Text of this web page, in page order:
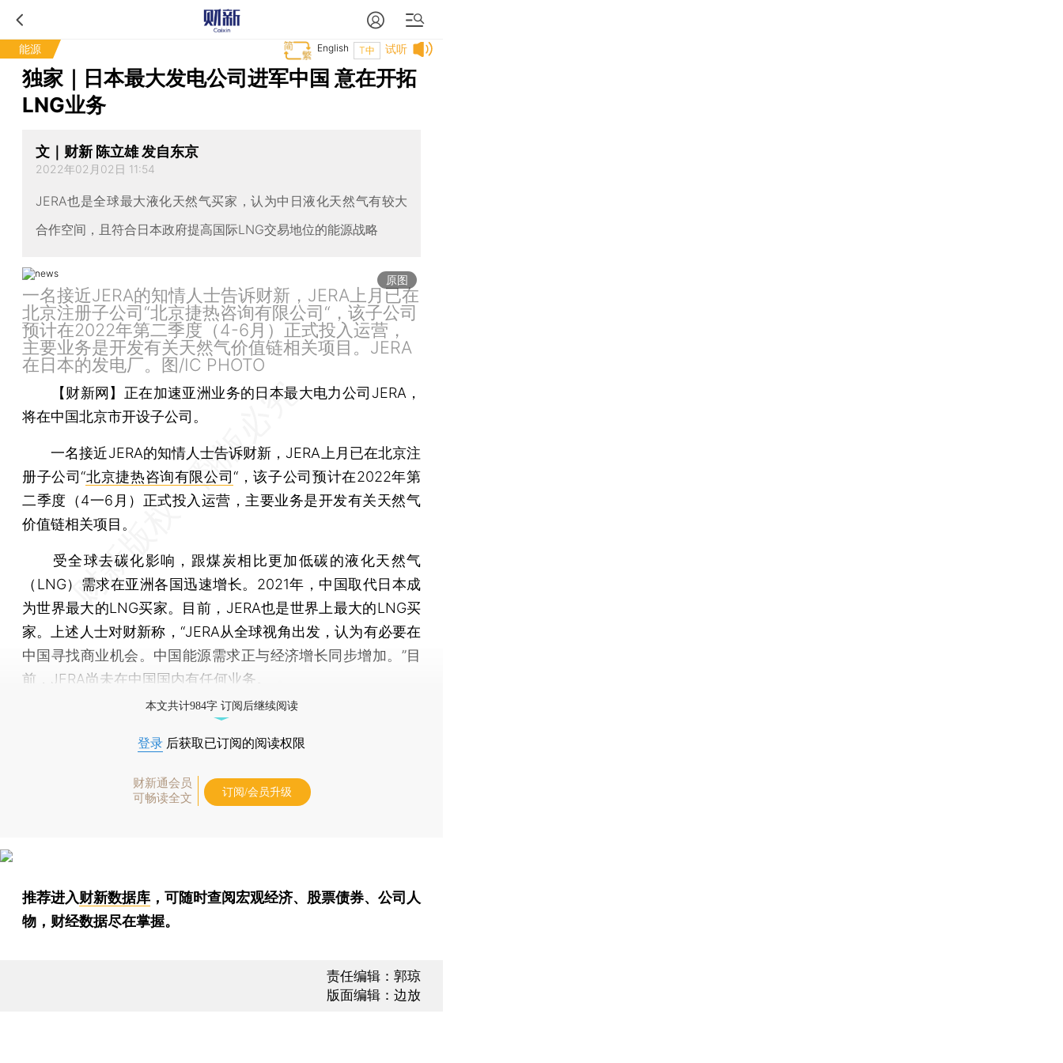
能源 试听
T中
English
独家｜日本最大发电公司进军中国 意在开拓
LNG业务
文｜财新 陈立雄 发自东京
2022年02月02日 11:54
JERA也是全球最大液化天然气买家，认为中日液化天然气有较大
合作空间，且符合日本政府提高国际LNG交易地位的能源战略
原图
一名接近JERA的知情人士告诉财新，JERA上月已在
北京注册子公司“北京捷热咨询有限公司“，该子公司
预计在2022年第二季度（4-6月）正式投入运营，
主要业务是开发有关天然气价值链相关项目。JERA
在日本的发电厂。图/IC PHOTO
【财新网】 正在加速亚洲业务的日本最大电力公司JERA，
将在中国北京市开设子公司。
一名接近JERA的知情人士告诉财新，JERA上月已在北京注
册子公司“北京捷热咨询有限公司“，该子公司预计在2022年第
二季度（4一6月）正式投入运营，主要业务是开发有关天然气
价值链相关项目。
受全球去碳化影响，跟煤炭相比更加低碳的液化天然气
（LNG）需求在亚洲各国迅速增长。2021年，中国取代日本成
为世界最大的LNG买家。目前，JERA也是世界上最大的LNG买
家。上述人士对财新称，“JERA从全球视角出发，认为有必要在
中国寻找商业机会。中国能源需求正与经济增长同步增加。”目
前，JERA尚未在中国国内有任何业务。
本文共计984字 订阅后继续阅读
登录 后获取已订阅的阅读权限
财新通会员
可畅读全文
订阅/会员升级
推荐进入财新数据库 ，可随时查阅宏观经济、股票债券、公司人
物，财经数据尽在掌握。
责任编辑：郭琼
版面编辑：边放